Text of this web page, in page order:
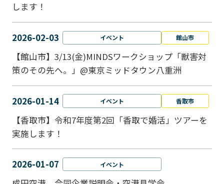
します！
2026-02-03 イベント 館山市
【館山市】3/13(金)MINDSワークショップ「獣害対
策のその先へ。」@東京ミッドタウン八重洲
2026-01-14 イベント 香取市
【香取市】令和7年度第2回「香取で婚活」ツアーを
実施します！
2026-01-07 イベント